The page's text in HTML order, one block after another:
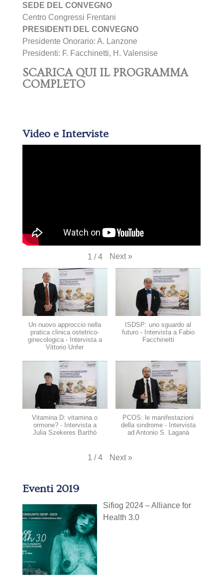
SEDE DEL CONVEGNO
Centro Congressi Frentani
PRESIDENTI DEL CONVEGNO
Presidente Onorario: A. Lanzone
Presidenti: F. Facchinetti, H. Valensise
SCARICA QUI IL PROGRAMMA
COMPLETO
Video e Interviste
1 / 4 Next »
Un nuovo approccio nella
pratica clinica ostetrico-
ginecologica - Intervista a
Vittorio Unfer
ISDSP: uno sguardo al
futuro - Intervista a Fabio
Facchinetti
Vitamina D: vitamina o
ormone? - Intervista a
Julia Szekeres Barthó
PCOS: le manifestazioni
della sindrome - Intervista
ad Antonio S. Laganà
1 / 4 Next »
Eventi 2019
Sifiog 2024 – Alliance for
Health 3.0